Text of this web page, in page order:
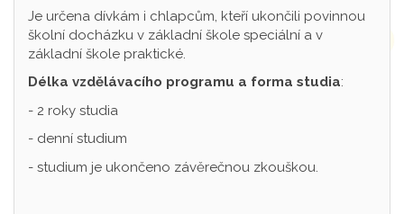
Je určena dívkám i chlapcům, kteří ukončili povinnou
školní docházku v základní škole speciální a v
základní škole praktické.
Délka vzdělávacího programu a forma studia:
- 2 roky studia
- denní studium
- studium je ukončeno závěrečnou zkouškou.